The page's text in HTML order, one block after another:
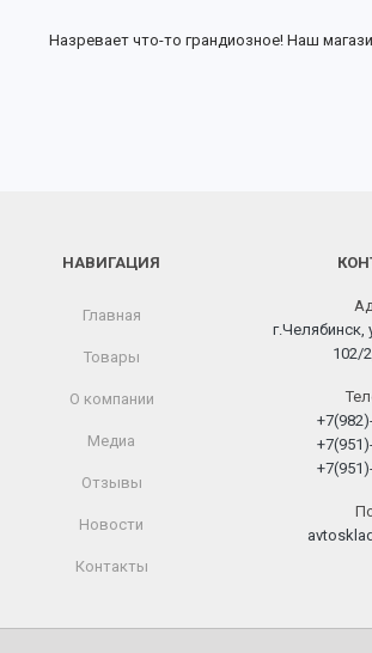
Назревает что-то грандиозное! Наш
НАВИГАЦИЯ
Главная
Товары
О компании
Медиа
Отзывы
Новости
Контакты
г.Челябинск,
102/